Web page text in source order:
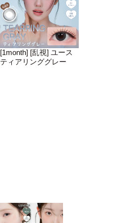
[1month] [乱視] ユース
ティアリンググレー